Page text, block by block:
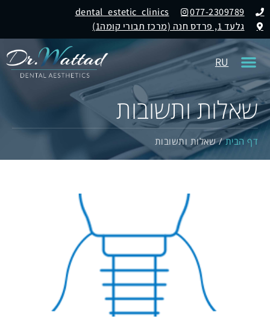
077-2309789
dental_estetic_clinics
גלעד 1, פרדס חנה (מרכז תבורי קומה1)
RU
שאלות ותשובות
דף הבית/שאלות ותשובות